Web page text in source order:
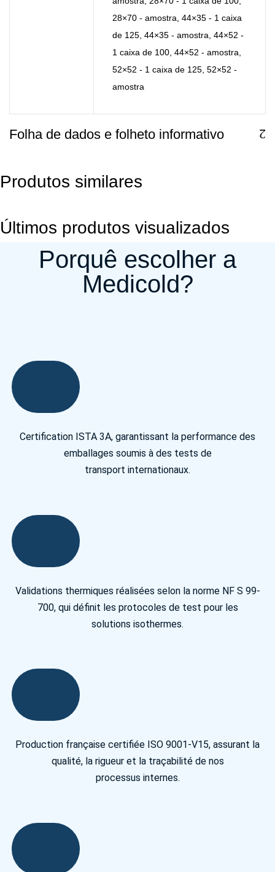
28×70 - amostra 44×35 - 1 caixa
de 125 44×35 - amostra 44×52 -
1 caixa de 100 44×52 - amostra
52×52 - 1 caixa de 125 52×52 -
amostra
Folha de dados e folheto informativo
Produtos similares
Últimos produtos visualizados
Porquê escolher a
Medicold?
Certification ISTA 3A, garantissant la performance des
emballages soumis à des tests de
transport internationaux.
Validations thermiques réalisées selon la norme NF S 99-
700, qui définit les protocoles de test pour les
solutions isothermes.
Production française certifiée ISO 9001-V15, assurant la
qualité, la rigueur et la traçabilité de nos
processus internes.